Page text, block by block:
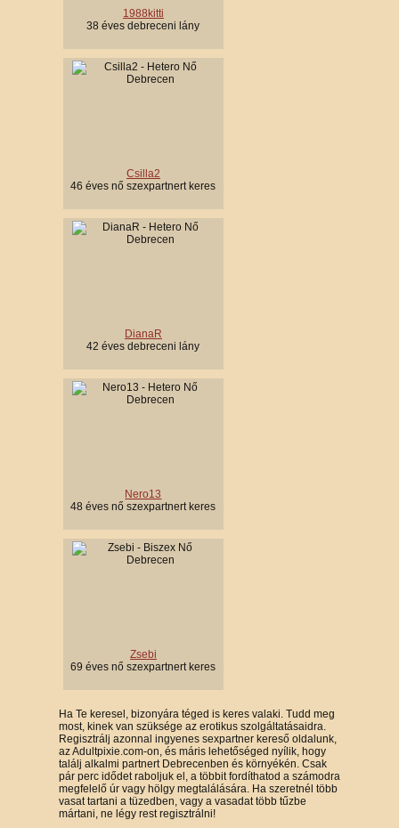
1988kitti
38 éves debreceni lány
Csilla2
46 éves nő szexpartnert keres
DianaR
42 éves debreceni lány
Nero13
48 éves nő szexpartnert keres
Zsebi
69 éves nő szexpartnert keres
Ha Te keresel, bizonyára téged is keres valaki. Tudd meg
most, kinek van szüksége az erotikus szolgáltatásaidra.
Regisztrálj azonnal ingyenes sexpartner kereső oldalunk,
az Adultpixie.com-on, és máris lehetőséged nyílik, hogy
találj alkalmi partnert Debrecenben és környékén. Csak
pár perc idődet raboljuk el, a többit fordíthatod a számodra
megfelelő úr vagy hölgy megtalálására. Ha szeretnél több
vasat tartani a tüzedben, vagy a vasadat több tűzbe
mártani, ne légy rest regisztrálni!